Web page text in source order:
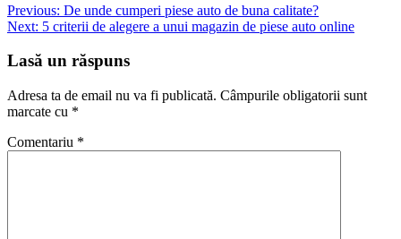
Navigare
în
articole
Previous: De unde cumperi piese auto de buna calitate?
Next: 5 criterii de alegere a unui magazin de piese auto online
Lasă un răspuns
Adresa ta de email nu va fi publicată. Câmpurile obligatorii sunt
marcate cu *
Comentariu *